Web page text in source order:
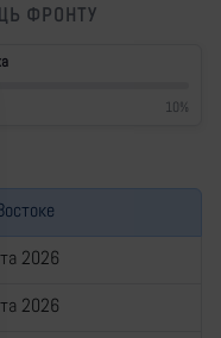
ФРОНТУ
10%
2026
2026